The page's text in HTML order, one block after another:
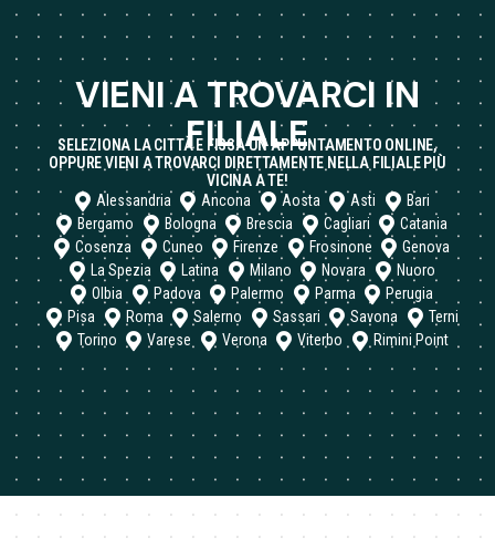
VIENI A TROVARCI IN
FILIALE
SELEZIONA LA CITTÀ E FISSA UN APPUNTAMENTO ONLINE,
OPPURE VIENI A TROVARCI DIRETTAMENTE NELLA FILIALE PIÙ
VICINA A TE!
Alessandria
Ancona Aosta Asti
Bari
Bergamo
Bologna Brescia Cagliari
Catania
Cosenza
Cuneo Firenze Frosinone
Genova
La Spezia
Latina Milano Novara
Nuoro
Olbia
Padova Palermo Parma
Perugia
Pisa
Roma Salerno Sassari Savona
Terni
Torino
Varese Verona Viterbo Rimini Point